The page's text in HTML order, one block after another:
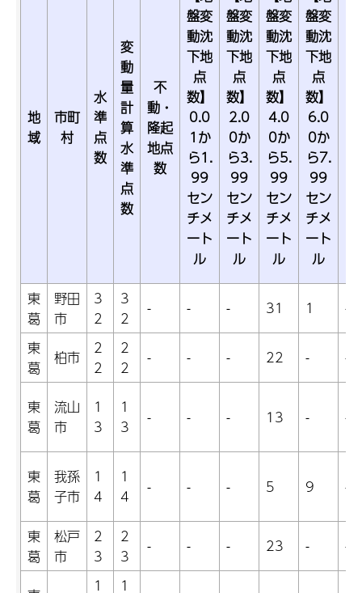
地
域
市町
村
水
準
点
数
変
動
量
計
算
水
準
点
数
不
動・
隆起
地点
数
盤変
動沈
下地
点
数】
0.0
1か
ら1.
99
セン
チメ
ート
ル
盤変
動沈
下地
点
数】
2.0
0か
ら3.
99
セン
チメ
ート
ル
盤変
動沈
下地
点
数】
4.0
0か
ら5.
99
セン
チメ
ート
ル
盤変
動沈
下地
点
数】
6.0
0か
ら7.
99
セン
チメ
ート
ル
東
葛
野田
市
3
2
3
2
- - - 31 1
-
東
葛
柏市
2
2
2
2
- - - 22 - -
東
葛
流山
市
1
3
1
3
- - - 13 - -
東
葛
我孫
子市
1
4
1
4
- - - 5 9 -
東
葛
松戸
市
2
3
2
3
- - - 23 - -
1 1